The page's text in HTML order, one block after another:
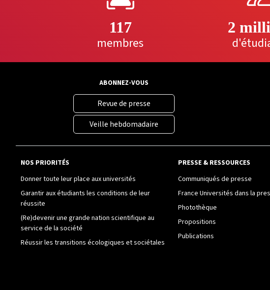
117
membres
2
ABONNEZ-VOUS
Revue de presse
Veille hebdomadaire
NOS PRIORITÉS
Donner toute leur place aux universités
Garantir aux étudiants les conditions de leur
réussite
(Re)devenir une grande nation scientifique au
service de la société
Réussir les transitions écologiques et sociétales
PRESSE & RESSOURCES
Communiqués de presse
France Universités dans la
Photothèque
Propositions
Publications